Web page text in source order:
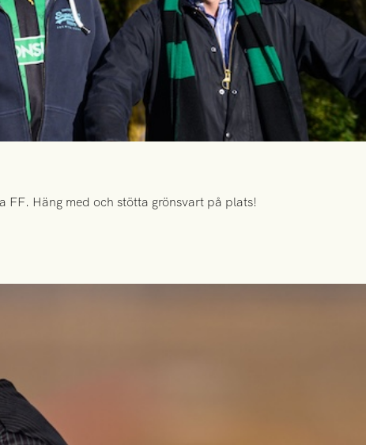
Häng med och stötta grönsvart på plats!